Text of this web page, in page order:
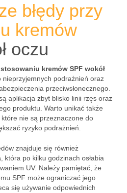
błędy przy
kremów
oczu
kremów SPF wokół
nieprzyjemnych podrażnień oraz
przeciwsłonecznego.
aplikacja zbyt blisko linii rzęs oraz
produktu. Warto unikać także
nie są przeznaczone do
ryzyko podrażnień.
znajduje się również
, która po kilku godzinach osłabia
UV. Należy pamiętać, że
SPF może ograniczać jego
się używanie odpowiednich